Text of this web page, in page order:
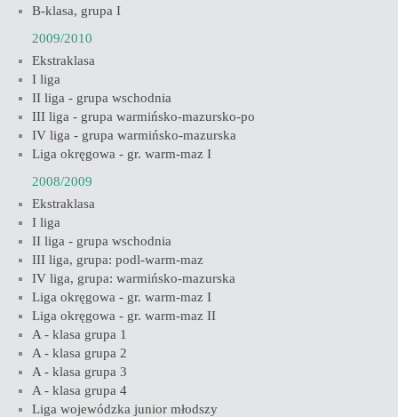
B-klasa, grupa I
2009/2010
Ekstraklasa
I liga
II liga - grupa wschodnia
III liga - grupa warmińsko-mazursko-po
IV liga - grupa warmińsko-mazurska
Liga okręgowa - gr. warm-maz I
2008/2009
Ekstraklasa
I liga
II liga - grupa wschodnia
III liga, grupa: podl-warm-maz
IV liga, grupa: warmińsko-mazurska
Liga okręgowa - gr. warm-maz I
Liga okręgowa - gr. warm-maz II
A - klasa grupa 1
A - klasa grupa 2
A - klasa grupa 3
A - klasa grupa 4
Liga wojewódzka junior młodszy